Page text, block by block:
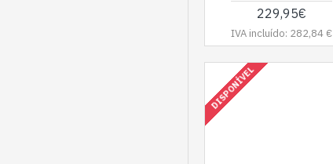
229,95€
IVA incluído: 282,84 €
DISPONÍVEL